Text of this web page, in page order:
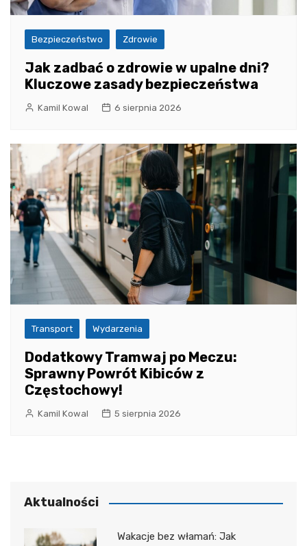
Bezpieczeństwo Zdrowie
Jak zadbać o zdrowie w upalne dni?
Kluczowe zasady bezpieczeństwa
Kamil Kowal 6 sierpnia 2026
Transport Wydarzenia
Dodatkowy Tramwaj po Meczu:
Sprawny Powrót Kibiców z
Częstochowy!
Kamil Kowal 5 sierpnia 2026
Aktualności
Wakacje bez włamań: Jak